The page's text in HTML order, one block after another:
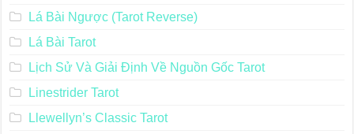
Lá Bài Ngược (Tarot Reverse)
Lá Bài Tarot
Lịch Sử Và Giải Định Về Nguồn Gốc Tarot
Linestrider Tarot
Llewellyn’s Classic Tarot